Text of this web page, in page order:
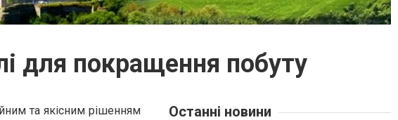
для покращення побуту
та якісним рішенням
Останні новини